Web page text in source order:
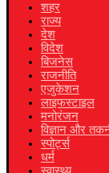
शहर
राज्य
देश
विदेश
बिजनेस
राजनीति
एजुकेशन
लाइफस्टाइल
मनोरंजन
विज्ञान और
स्पोर्ट्स
धर्म